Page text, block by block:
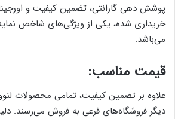
پوشش دهی گارانتی، تضمین کیفیت و
خریداری شده، یکی از ویژگی‌های شاخص
می‌باشد.
قیمت مناسب:
علاوه بر تضمین کیفیت، تمامی محصولات
دیگر فروشگاه‌های فرعی به فروش می‌رسند.